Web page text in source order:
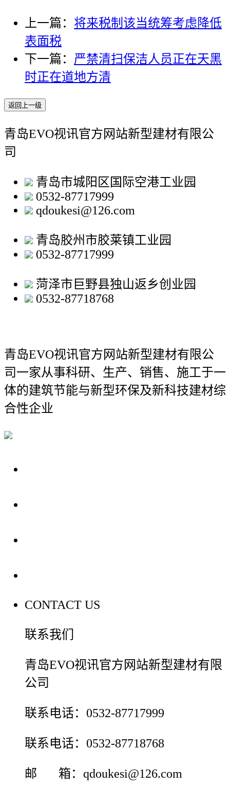
上一篇： 将来税制该当统筹考虑降低
表面税
下一篇： 严禁清扫保洁人员正在天黑
时正在道地方清
返回上一级
青岛EVO视讯官方网站新型建材有限公
司
青岛市城阳区国际空港工业园
0532-87717999
qdoukesi@126.com
青岛胶州市胶莱镇工业园
0532-87717999
菏泽市巨野县独山返乡创业园
0532-87718768
青岛EVO视讯官方网站新型建材有限公
司一家从事科研、生产、销售、施工于一
体的建筑节能与新型环保及新科技建材综
合性企业
CONTACT US
联系我们
青岛EVO视讯官方网站新型建材有限
公司
联系电话：0532-87717999
联系电话：0532-87718768
邮 箱：qdoukesi@126.com